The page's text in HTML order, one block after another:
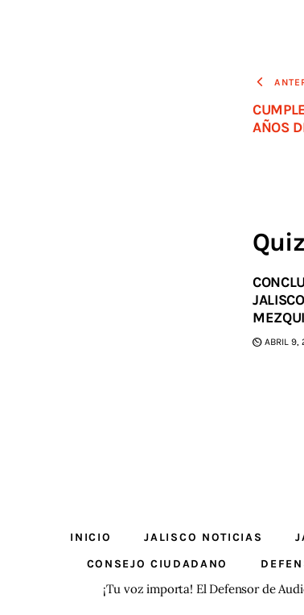
AÑOS
ABRIL 9,
INICIO JALISCO NOTICIAS
CONSEJO CIUDADANO
¡Tu voz importa! El Defensor de